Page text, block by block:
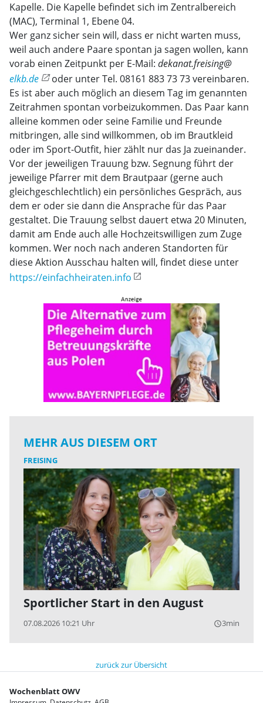
Kapelle. Die Kapelle befindet sich im Zentralbereich
(MAC), Terminal 1, Ebene 04.
Wer ganz sicher sein will, dass er nicht warten muss,
weil auch andere Paare spontan ja sagen wollen, kann
vorab einen Zeitpunkt per E-Mail: dekanat.freising@
elkb.de
oder unter Tel. 08161 883 73 73 vereinbaren.
Es ist aber auch möglich an diesem Tag im genannten
Zeitrahmen spontan vorbeizukommen. Das Paar kann
alleine kommen oder seine Familie und Freunde
mitbringen, alle sind willkommen, ob im Brautkleid
oder im Sport-Outfit, hier zählt nur das Ja zueinander.
Vor der jeweiligen Trauung bzw. Segnung führt der
jeweilige Pfarrer mit dem Brautpaar (gerne auch
gleichgeschlechtlich) ein persönliches Gespräch, aus
dem er oder sie dann die Ansprache für das Paar
gestaltet. Die Trauung selbst dauert etwa 20 Minuten,
damit am Ende auch alle Hochzeitswilligen zum Zuge
kommen. Wer noch nach anderen Standorten für
diese Aktion Ausschau halten will, findet diese unter
https://einfachheiraten.info
MEHR AUS DIESEM ORT
FREISING
Sportlicher Start in den August
07.08.2026 10:21 Uhr query_builder3min
zurück zur Übersicht
Wochenblatt OWV